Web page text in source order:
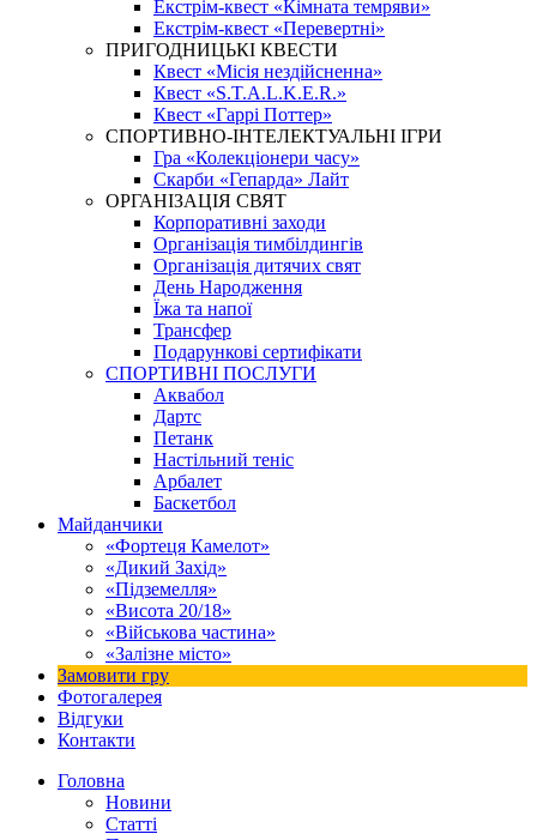
Екстрім-квест «Кімната темряви»
Екстрім-квест «Перевертні»
ПРИГОДНИЦЬКІ КВЕСТИ
Квест «Місія нездійсненна»
Квест «S.T.A.L.K.E.R.»
Квест «Гаррі Поттер»
СПОРТИВНО-ІНТЕЛЕКТУАЛЬНІ ІГРИ
Гра «Колекціонери часу»
Скарби «Гепарда» Лайт
ОРГАНІЗАЦІЯ СВЯТ
Корпоративні заходи
Організація тимбілдингів
Організація дитячих свят
День Народження
Їжа та напої
Трансфер
Подарункові сертифікати
СПОРТИВНІ ПОСЛУГИ
Аквабол
Дартс
Петанк
Настільний теніс
Арбалет
Баскетбол
Майданчики
«Фортеця Камелот»
«Дикий Захід»
«Підземелля»
«Висота 20/18»
«Військова частина»
«Залізне місто»
Замовити гру
Фотогалерея
Відгуки
Контакти
Головна
Новини
Статті